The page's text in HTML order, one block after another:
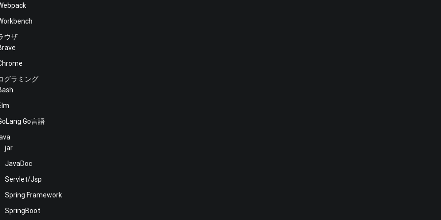
ウザ
グラミング
Go言語
jar
JavaDoc
Servlet/Jsp
Spring Framework
SpringBoot